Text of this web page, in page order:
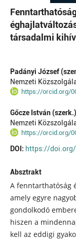
társadalmi
Padányi József
Nemzeti
https://orcid.org/
Gőcze István (szerk.)
Nemzeti
https://orcid.org/
DOI: https://doi.org/
Absztrakt
A fenntarthatóság
amely egyre
gondolkodó
hiszen a
kell az eddigi